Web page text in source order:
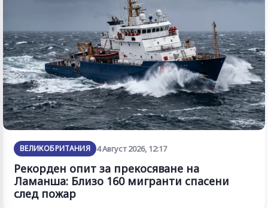
ВЕЛИКОБРИТАНИЯ 4 Август 2026, 12:17
Рекорден опит за прекосяване на
Ламанша: Близо 160 мигранти спасени
след пожар